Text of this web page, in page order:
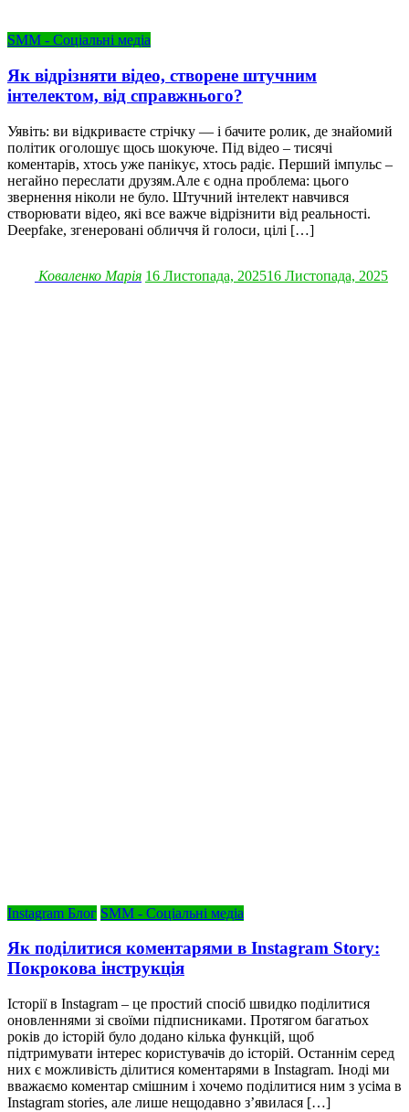
SMM - Соціальні медіа
Як відрізняти відео, створене штучним
інтелектом, від справжнього?
Уявіть: ви відкриваєте стрічку — і бачите ролик, де знайомий
політик оголошує щось шокуюче. Під відео – тисячі
коментарів, хтось уже панікує, хтось радіє. Перший імпульс –
негайно переслати друзям.Але є одна проблема: цього
звернення ніколи не було. Штучний інтелект навчився
створювати відео, які все важче відрізнити від реальності.
Deepfake, згенеровані обличчя й голоси, цілі […]
Коваленко Марія 16 Листопада, 202516 Листопада, 2025
Instagram Блог SMM - Соціальні медіа
Як поділитися коментарями в Instagram Story:
Покрокова інструкція
Історії в Instagram – це простий спосіб швидко поділитися
оновленнями зі своїми підписниками. Протягом багатьох
років до історій було додано кілька функцій, щоб
підтримувати інтерес користувачів до історій. Останнім серед
них є можливість ділитися коментарями в Instagram. Іноді ми
вважаємо коментар смішним і хочемо поділитися ним з усіма в
Instagram stories, але лише нещодавно з’явилася […]